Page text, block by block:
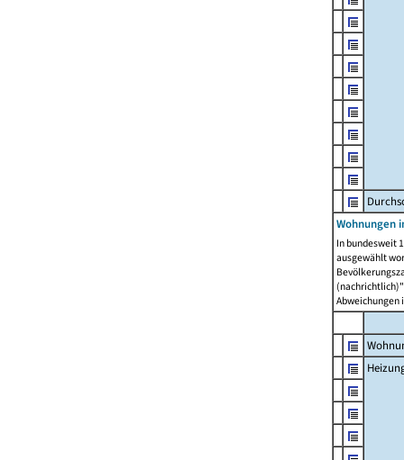
Wohnungen
In bundesweit
ausgewählt
Abweichungen